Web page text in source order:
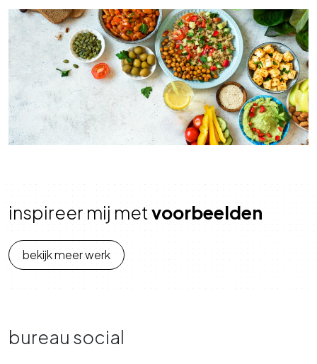
inspireer mij metvoorbeelden
bekijk meer werk
bureau social